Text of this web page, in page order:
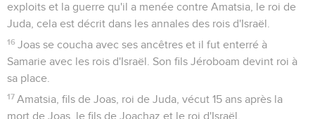
exploits et la guerre qu'il a menée contre Amatsia, le roi de
Juda, cela est décrit dans les annales des rois d'Israël.
16 Joas se coucha avec ses ancêtres et il fut enterré à
Samarie avec les rois d'Israël. Son fils Jéroboam devint roi à
sa place.
17 Amatsia, fils de Joas, roi de Juda, vécut 15 ans après la
mort de Joas, le fils de Joachaz et le roi d'Israël.